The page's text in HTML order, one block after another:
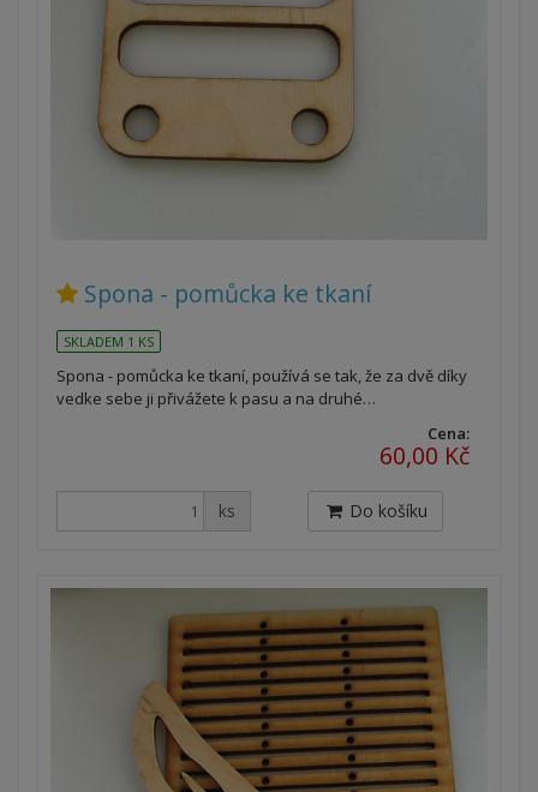
Spona - pomůcka ke tkaní
SKLADEM 1 KS
Spona - pomůcka ke tkaní, používá se tak, že za dvě díky
vedke sebe ji přivážete k pasu a na druhé…
Cena:
60,00 Kč
ks Do košíku